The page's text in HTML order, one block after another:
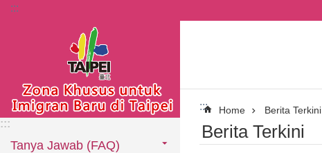
Lompat ke blok konten utama
:::
:::
Tanya Jawab (FAQ)
::: Home Berita Terkini
Berita Terkini